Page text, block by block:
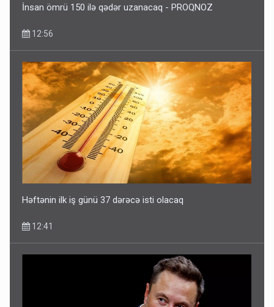
İnsan ömrü 150 ilə qədər uzanacaq - PROQNOZ
12:56
Həftənin ilk iş günü 37 dərəcə isti olacaq
12:41